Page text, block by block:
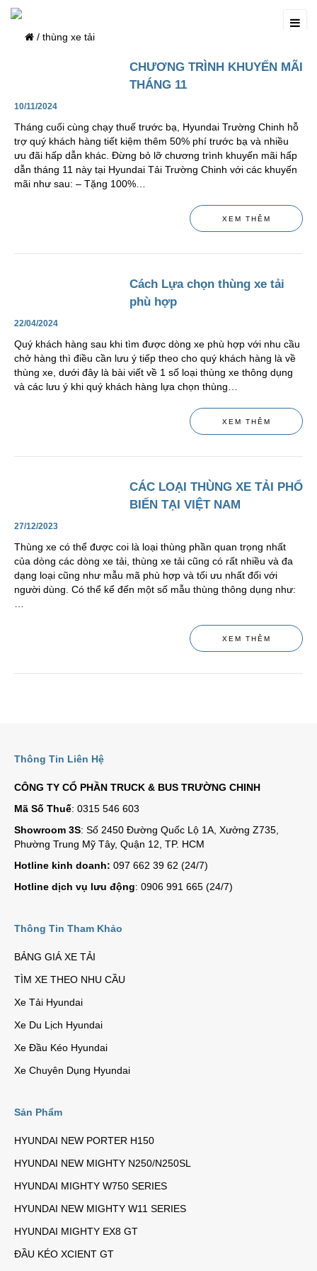
/ thùng xe tải
CHƯƠNG TRÌNH KHUYẾN MÃI
THÁNG 11
10/11/2024
Tháng cuối cùng chạy thuế trước bạ, Hyundai Trường Chinh hỗ
trợ quý khách hàng tiết kiệm thêm 50% phí trước bạ và nhiều
ưu đãi hấp dẫn khác. Đừng bỏ lỡ chương trình khuyến mãi hấp
dẫn tháng 11 này tại Hyundai Tải Trường Chinh với các khuyến
mãi như sau: – Tặng 100%…
XEM THÊM
Cách Lựa chọn thùng xe tải
phù hợp
22/04/2024
Quý khách hàng sau khi tìm được dòng xe phù hợp với nhu cầu
chở hàng thì điều cần lưu ý tiếp theo cho quý khách hàng là về
thùng xe, dưới đây là bài viết về 1 số loại thùng xe thông dụng
và các lưu ý khi quý khách hàng lựa chọn thùng…
XEM THÊM
CÁC LOẠI THÙNG XE TẢI PHỔ
BIẾN TẠI VIỆT NAM
27/12/2023
Thùng xe có thể được coi là loại thùng phần quan trọng nhất
của dòng các dòng xe tải, thùng xe tải cũng có rất nhiều và đa
dạng loại cũng như mẫu mã phù hợp và tối ưu nhất đối với
người dùng. Có thể kể đến một số mẫu thùng thông dụng như:
…
XEM THÊM
Thông Tin Liên Hệ
CÔNG TY CỔ PHẦN TRUCK & BUS TRƯỜNG CHINH
Mã Số Thuế: 0315 546 603
Showroom 3S: Số 2450 Đường Quốc Lộ 1A, Xưởng Z735,
Phường Trung Mỹ Tây, Quận 12, TP. HCM
Hotline kinh doanh: 097 662 39 62 (24/7)
Hotline dịch vụ lưu động: 0906 991 665 (24/7)
Thông Tin Tham Khảo
BẢNG GIÁ XE TẢI
TÌM XE THEO NHU CẦU
Xe Tải Hyundai
Xe Du Lịch Hyundai
Xe Đầu Kéo Hyundai
Xe Chuyên Dụng Hyundai
Sản Phẩm
HYUNDAI NEW PORTER H150
HYUNDAI NEW MIGHTY N250/N250SL
HYUNDAI MIGHTY W750 SERIES
HYUNDAI NEW MIGHTY W11 SERIES
HYUNDAI MIGHTY EX8 GT
ĐẦU KÉO XCIENT GT